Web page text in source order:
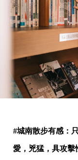
#城南散步有感：
愛，兇猛，具攻擊